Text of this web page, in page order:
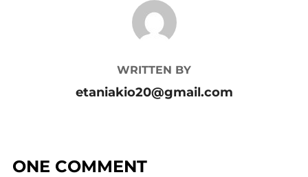
POST AUTHOR
WRITTEN BY
etaniakio20@gmail.com
ONE COMMENT